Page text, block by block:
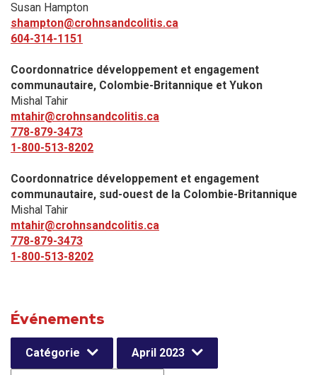
Susan Hampton
shampton@crohnsandcolitis.ca
604-314-1151
Coordonnatrice développement et engagement
communautaire, Colombie-Britannique et Yukon
Mishal Tahir
mtahir@crohnsandcolitis.ca
778-879-3473
1-800-513-8202
Coordonnatrice développement et engagement
communautaire, sud-ouest de la Colombie-Britannique
Mishal Tahir
mtahir@crohnsandcolitis.ca
778-879-3473
1-800-513-8202
Événements
Catégorie April 2023